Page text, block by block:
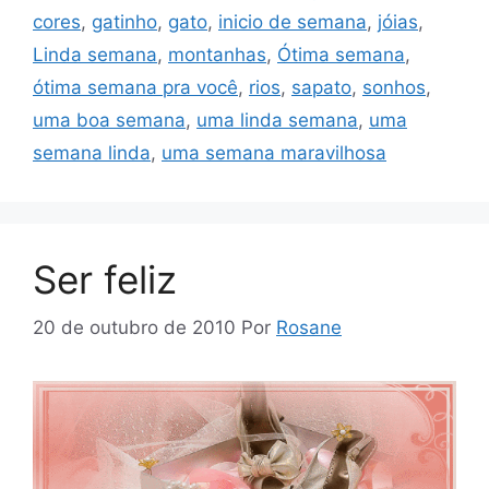
cores, gatinho, gato, inicio de semana, jóias,
Linda semana, montanhas, Ótima semana,
ótima semana pra você, rios, sapato, sonhos,
uma boa semana, uma linda semana, uma
semana linda, uma semana maravilhosa
Ser feliz
20 de outubro de 2010 Por Rosane